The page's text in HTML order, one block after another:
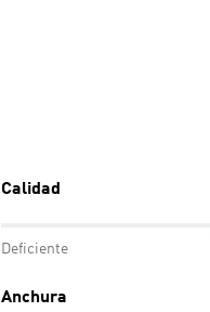
Calidad
Deficiente
Anchura